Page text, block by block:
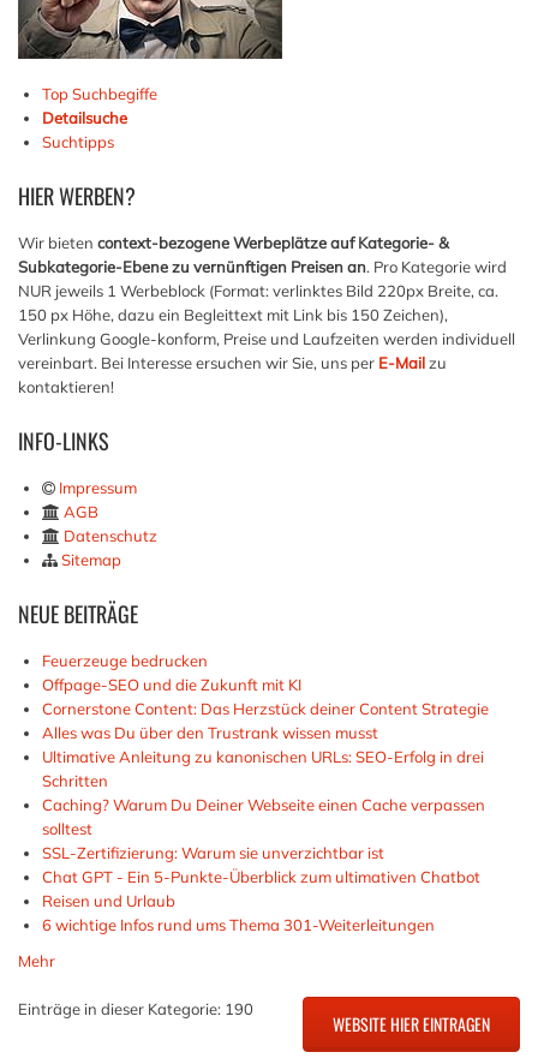
Top Suchbegiffe
Detailsuche
Suchtipps
HIERWERBEN?
Wir bieten context-bezogene Werbeplätze auf Kategorie- &
Subkategorie-Ebene zu vernünftigen Preisen an. Pro Kategorie wird
NUR jeweils 1 Werbeblock (Format: verlinktes Bild 220px Breite, ca.
150 px Höhe, dazu ein Begleittext mit Link bis 150 Zeichen),
Verlinkung Google-konform, Preise und Laufzeiten werden individuell
vereinbart. Bei Interesse ersuchen wir Sie, uns per E-Mailzu
kontaktieren!
INFO-LINKS
Impressum
AGB
Datenschutz
Sitemap
NEUEBEITRÄGE
Feuerzeuge bedrucken
Offpage-SEO und die Zukunft mit KI
Cornerstone Content: Das Herzstück deiner Content Strategie
Alles was Du über den Trustrank wissen musst
Ultimative Anleitung zu kanonischen URLs: SEO-Erfolg in drei
Schritten
Caching? Warum Du Deiner Webseite einen Cache verpassen
solltest
SSL-Zertifizierung: Warum sie unverzichtbar ist
Chat GPT - Ein 5-Punkte-Überblick zum ultimativen Chatbot
Reisen und Urlaub
6 wichtige Infos rund ums Thema 301-Weiterleitungen
Mehr
Einträge in dieser Kategorie: 190